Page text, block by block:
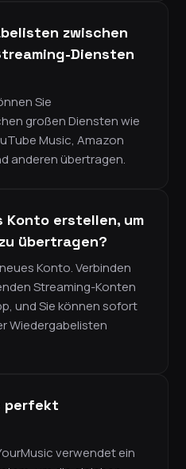
zwischen
Diensten
Sie
großen Diensten wie
Music, Amazon
anderen übertragen.
Konto erstellen, um
übertragen?
Konto. Verbinden
Streaming-Konten
und Sie können sofort
Wiedergabelisten
perfekt
verwendet ein